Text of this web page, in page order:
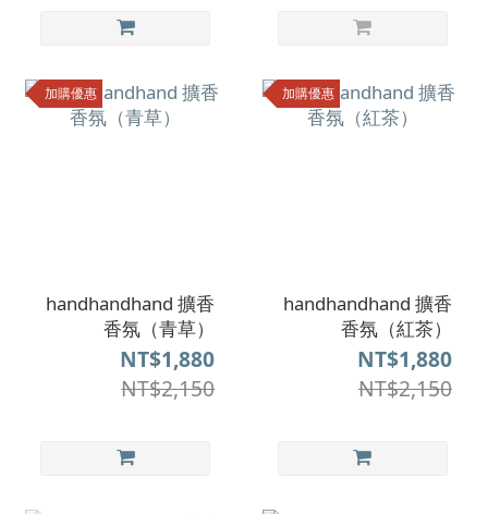
加購優惠
handhandhand 擴香
香氛（青草）
NT$1,880
NT$2,150
加購優惠
handhandhand 擴香
香氛（紅茶）
NT$1,880
NT$2,150